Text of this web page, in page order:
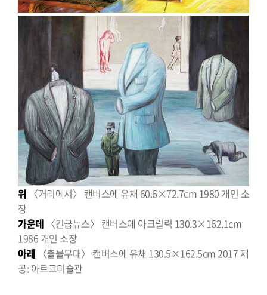
위 〈거리에서〉 캔버스에 유채 60.6×72.7cm 1980 개인 소
장
가운데 〈긴급뉴스〉 캔버스에 아크릴릭 130.3×162.1cm
1986 개인 소장
아래 〈출몰무대〉 캔버스에 유채 130.5×162.5cm 2017 제
공: 아르코미술관